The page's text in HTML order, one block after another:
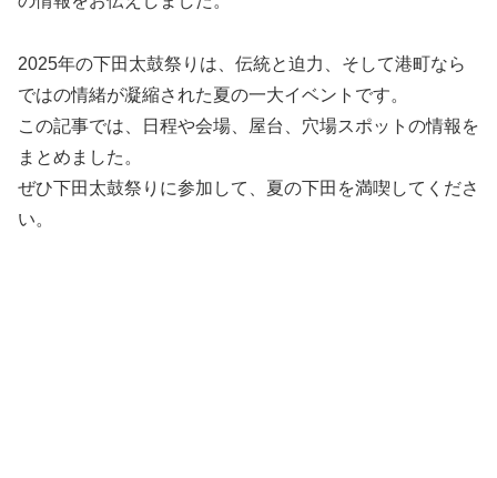
2025年の下田太鼓祭りは、伝統と迫力、そして港町なら
ではの情緒が凝縮された夏の一大イベントです。
この記事では、日程や会場、屋台、穴場スポットの情報を
まとめました。
ぜひ下田太鼓祭りに参加して、夏の下田を満喫してくださ
い。